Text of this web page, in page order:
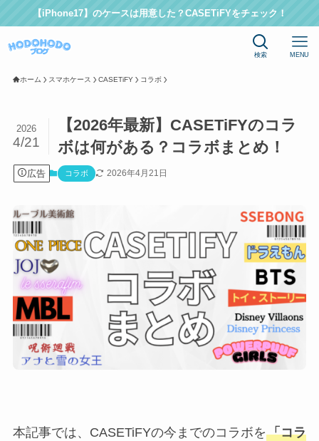
【iPhone17】のケースは用意した？CASETiFYをチェック！
検索 MENU
ホーム スマホケース CASETiFY コラボ
【2026年最新】CASETiFYのコラ
ボは何がある？コラボまとめ！
2026
4/21
広告 コラボ 2026年4月21日
本記事では、CASETiFYの今までのコラボを「コラ